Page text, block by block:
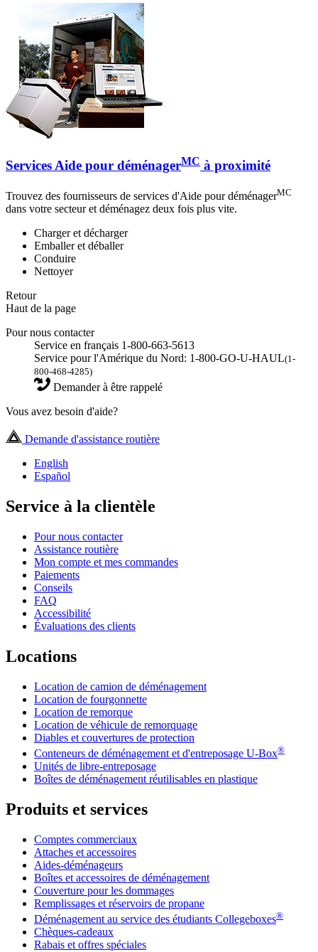
Services Aide pour déménagerMC à proximité
Trouvez des fournisseurs de services d'Aide pour déménagerMC
dans votre secteur et déménagez deux fois plus vite.
Charger et décharger
Emballer et déballer
Conduire
Nettoyer
Retour
Haut de la page
Pour nous contacter
Service en français 1-800-663-5613
Service pour l'Amérique du Nord: 1-800-GO-U-HAUL(1-
800-468-4285)
Demander à être rappelé
Vous avez besoin d'aide?
Demande d'assistance routière
English
Español
Service à la clientèle
Pour nous contacter
Assistance routière
Mon compte et mes commandes
Paiements
Conseils
FAQ
Accessibilité
Évaluations des clients
Locations
Location de camion de déménagement
Location de fourgonnette
Location de remorque
Location de véhicule de remorquage
Diables et couvertures de protection
Conteneurs de déménagement et d'entreposage U-Box®
Unités de libre-entreposage
Boîtes de déménagement réutilisables en plastique
Produits et services
Comptes commerciaux
Attaches et accessoires
Aides-déménageurs
Boîtes et accessoires de déménagement
Couverture pour les dommages
Remplissages et réservoirs de propane
Déménagement au service des étudiants Collegeboxes®
Chèques-cadeaux
Rabais et offres spéciales